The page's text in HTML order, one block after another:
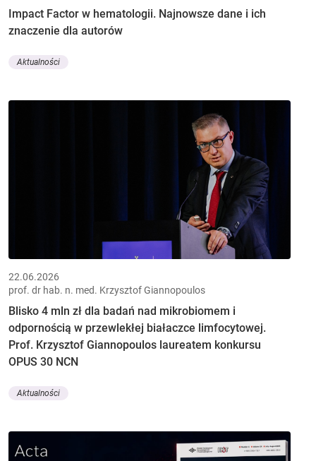
Impact Factor w hematologii. Najnowsze dane i ich
znaczenie dla autorów
Aktualności
22.06.2026
prof. dr hab. n. med. Krzysztof Giannopoulos
Blisko 4 mln zł dla badań nad mikrobiomem i
odpornością w przewlekłej białaczce limfocytowej.
Prof. Krzysztof Giannopoulos laureatem konkursu
OPUS 30 NCN
Aktualności